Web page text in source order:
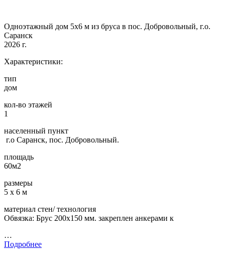
Одноэтажный дом 5х6 м из бруса в пос. Добровольный, г.о.
Саранск
2026 г.
Характеристики:
тип
дом
кол-во этажей
1
населенный пункт
г.о Саранск, пос. Добровольный.
площадь
60м2
размеры
5 х 6 м
материал стен/ технология
Обвязка: Брус 200х150 мм. закреплен анкерами к
…
Подробнее